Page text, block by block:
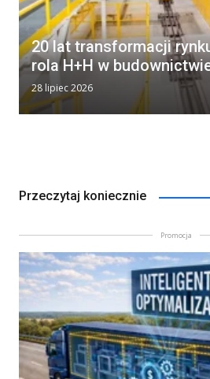
20 lat transformacji
rola H+H w
28 lipiec 2026
Przeczytaj koniecznie
Promocja